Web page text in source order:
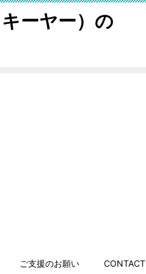
ーヤー）の
ご支援のお願い CONTACT